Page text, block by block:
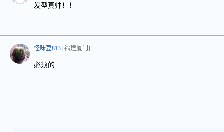
发型真帅！！
怪味豆813 [福建厦门]
必须的